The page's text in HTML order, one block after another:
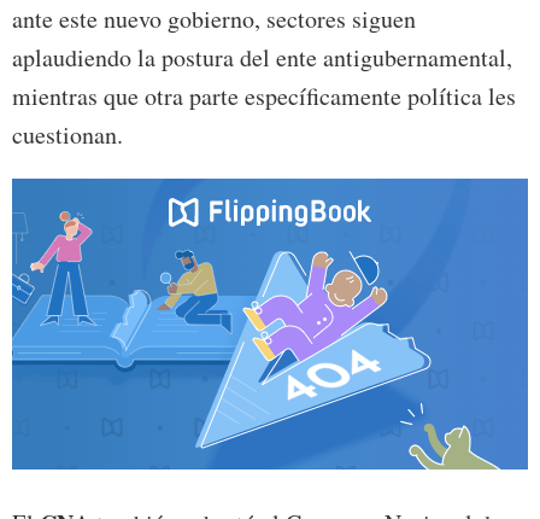
ante este nuevo gobierno, sectores siguen
aplaudiendo la postura del ente antigubernamental,
mientras que otra parte específicamente política les
cuestionan.